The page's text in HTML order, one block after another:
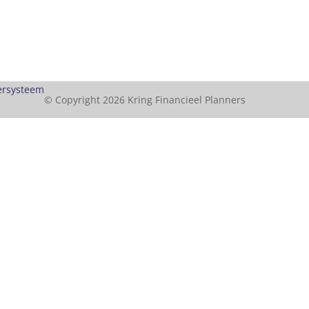
© Copyright 2026 Kring Financieel Planners